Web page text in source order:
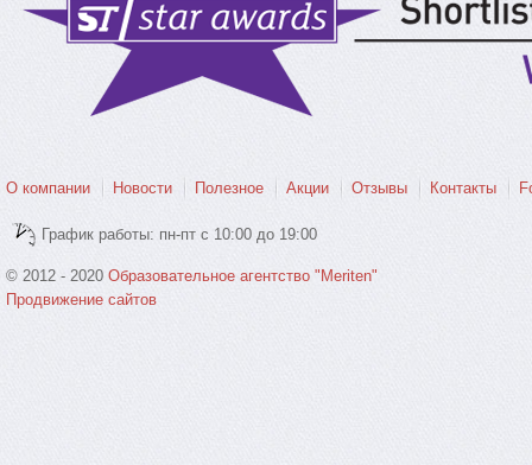
О компании Новости Полезное Акции Отзывы Контакты
График работы: пн-пт с 10:00 до 19:00
© 2012 - 2020 Образовательное агентство "Meriten"
Продвижение сайтов